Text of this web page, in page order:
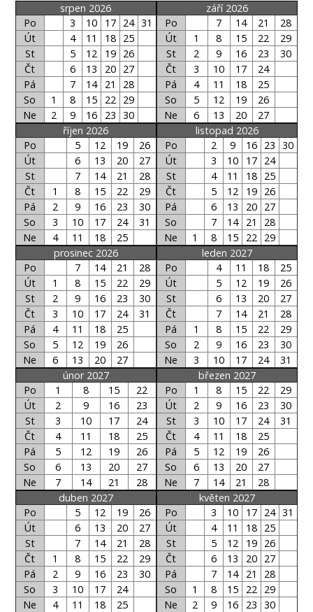
srpen 2026
Po
3 10 17 24 31
Út
4 11 18
25
St
5 12 19
26
Čt
6 13 20
27
Pá
7 14 21
28
So
1 8 15 22
29
Ne
2 9 16 23 30
září 2026
Po
7 14 21
28
Út
1 8 15 22
29
St
2 9 16 23
30
Čt
3 10 17
24
Pá
4 11 18
25
So
5 12 19
26
Ne
6 13 20
27
říjen 2026
Po
5 12 19
26
Út
6 13 20
27
St
7 14 21
28
Čt
1 8 15 22
29
Pá
2 9 16 23
30
So
3 10 17 24
31
Ne
4 11 18 25
listopad 2026
Po
2 9 16 23 30
Út
3 10 17
24
St
4 11 18
25
Čt
5 12 19
26
Pá
6 13 20
27
So
7 14 21
28
Ne
1 8 15 22
29
prosinec 2026
Po
7 14 21
28
Út
1 8 15 22
29
St
2 9 16 23
30
Čt
3 10 17 24
31
Pá
4 11 18
25
So
5 12 19
26
Ne
6 13 20 27
leden 2027
Po
4 11 18
25
Út
5 12 19
26
St
6 13 20
27
Čt
7 14 21
28
Pá
1 8 15 22
29
So
2 9 16 23
30
Ne
3 10 17 24
31
únor 2027
Po
1 8 15
22
Út
2 9 16
23
St
3 10 17
24
Čt
4 11 18
25
Pá
5 12 19
26
So
6 13 20
27
Ne
7 14 21 28
březen 2027
Po
1 8 15 22
29
Út
2 9 16 23
30
St
3 10 17 24
31
Čt
4 11 18
25
Pá
5 12 19
26
So
6 13 20
27
Ne
7 14 21
28
duben 2027
Po
5 12 19
26
Út
6 13 20
27
St
7 14 21
28
Čt
1 8 15 22
29
Pá
2 9 16 23
30
So
3 10 17
24
Ne
4 11 18 25
květen 2027
Po
3 10 17 24 31
Út
4 11 18
25
St
5 12 19
26
Čt
6 13 20
27
Pá
7 14 21
28
So
1 8 15 22
29
Ne
2 9 16 23 30